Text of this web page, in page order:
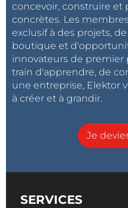
concevoir, construire et
concrètes. Les
exclusif à des projets,
boutique et
innovateurs de premier
train d'apprendre, de
une entreprise, Elektor
à créer et à grandir.
Je
SERVICES